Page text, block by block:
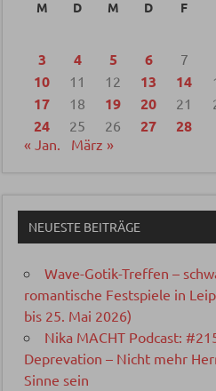
M D M D F
3
4 5 6 7
10
11 12 13 14
17
18 19 20 21
24
25 26 27 28
« Jan. März »
NEUESTE BEITRÄGE
Wave-Gotik-Treffen –
romantische Festspiele in
bis 25. Mai 2026)
Nika MACHT Podcast:
Deprevation – Nicht mehr
Sinne sein